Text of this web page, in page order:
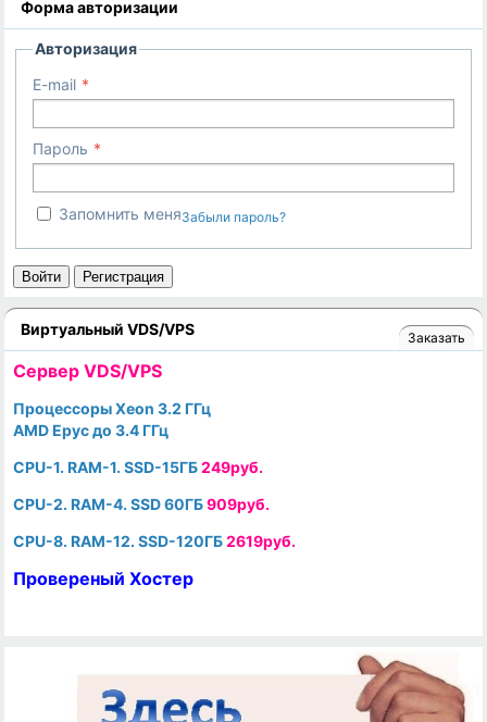
Форма авторизации
Авторизация
E-mail
Пароль
Запомнить меняЗабыли пароль?
Войти Регистрация
Виртуальный VDS/VPS Заказать
Cервер VDS/VPS
Процессоры Xeon 3.2 ГГц
AMD Epyc до 3.4 ГГц
CPU-1. RAM-1. SSD-15ГБ249руб.
CPU-2. RAM-4. SSD 60ГБ909руб.
CPU-8. RAM-12. SSD-120ГБ2619руб.
Провереный Хостер